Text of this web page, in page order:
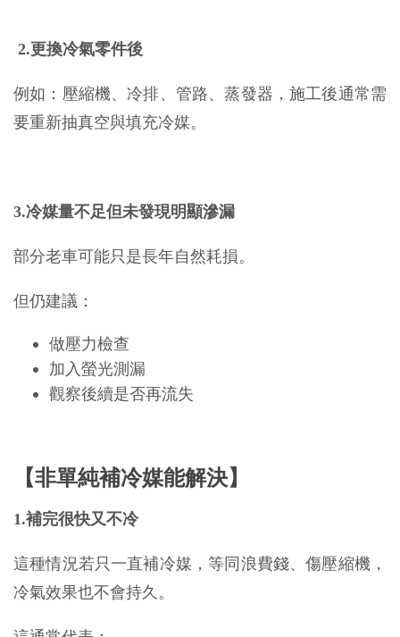
2.更換冷氣零件後
例如：壓縮機、冷排、管路、蒸發器，施工後通常需
要重新抽真空與填充冷媒。
3.冷媒量不足但未發現明顯滲漏
部分老車可能只是長年自然耗損。
但仍建議：
做壓力檢查
加入螢光測漏
觀察後續是否再流失
【非單純補冷媒能解決】
1.補完很快又不冷
這種情況若只一直補冷媒，等同浪費錢、傷壓縮機，
冷氣效果也不會持久。